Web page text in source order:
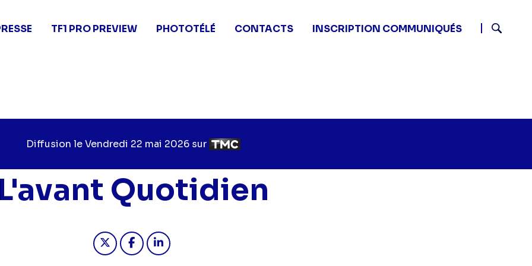
TF1 PRO PREVIEW PHOTOTÉLÉ CONTACTS
INSCRIPTION COMMUNIQUÉS
Diffusion leJour
diffusion
Vendredi 22 mai 2026sur Chaîne
diffusion
L'avant Quotidien
Partager "2026-05-22 18:20 - L'avant Quotidien - Episode 157" sur twitter
Partager "2026-05-22 18:20 - L'avant Quotidien - Episode 157" sur facebook